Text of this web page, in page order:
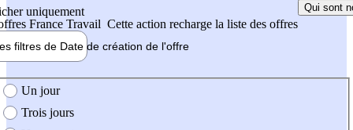
uniquement
France Travail Cette action recharge la liste des offres
Qui sont
filtres de Date de création de l'offre
création de l'offre
Un jour
Trois jours